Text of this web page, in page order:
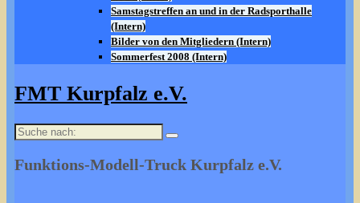
Samstagstreffen an und in der Radsporthalle
(Intern)
Bilder von den Mitgliedern (Intern)
Sommerfest 2008 (Intern)
FMT Kurpfalz e.V.
Suche
Funktions-Modell-Truck Kurpfalz e.V.